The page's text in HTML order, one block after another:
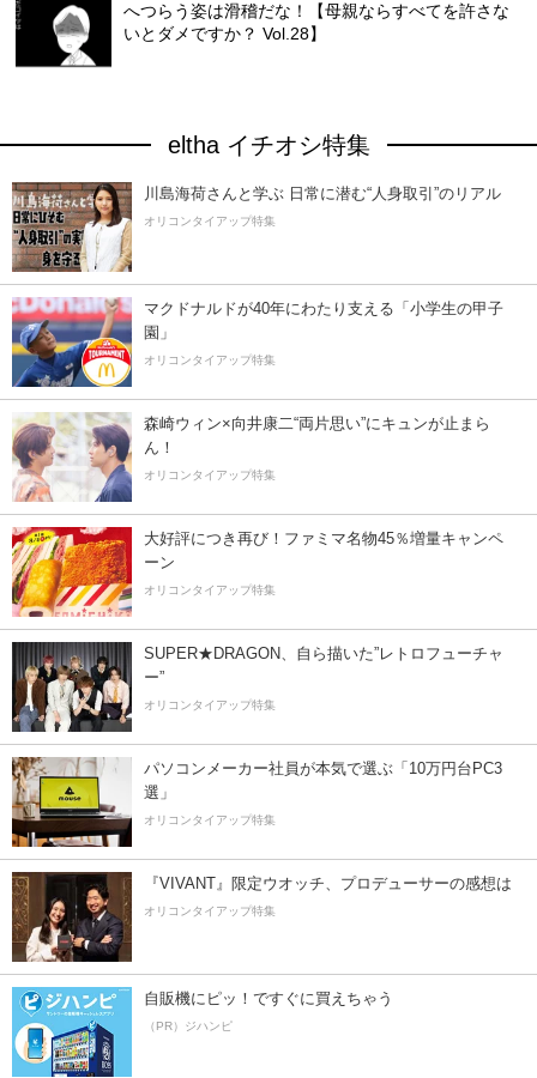
へつらう姿は滑稽だな！【母親ならすべてを許さな
いとダメですか？ Vol.28】
eltha イチオシ特集
川島海荷さんと学ぶ 日常に潜む“人身取引”のリアル
オリコンタイアップ特集
マクドナルドが40年にわたり支える「小学生の甲子
園」
オリコンタイアップ特集
森崎ウィン×向井康二“両片思い”にキュンが止まら
ん！
オリコンタイアップ特集
大好評につき再び！ファミマ名物45％増量キャンペ
ーン
オリコンタイアップ特集
SUPER★DRAGON、自ら描いた”レトロフューチャ
ー”
オリコンタイアップ特集
パソコンメーカー社員が本気で選ぶ「10万円台PC3
選」
オリコンタイアップ特集
『VIVANT』限定ウオッチ、プロデューサーの感想は
オリコンタイアップ特集
自販機にピッ！ですぐに買えちゃう
（PR）ジハンピ